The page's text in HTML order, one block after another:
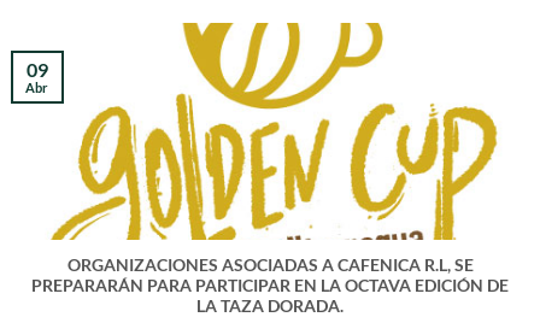
ORGANIZACIONES ASOCIADAS A CAFENICA R.L, SE
PREPARARÁN PARA PARTICIPAR EN LA OCTAVA EDICIÓN DE
LA TAZA DORADA.
09
Abr